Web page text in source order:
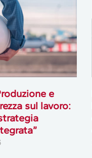
e
sul lavoro: